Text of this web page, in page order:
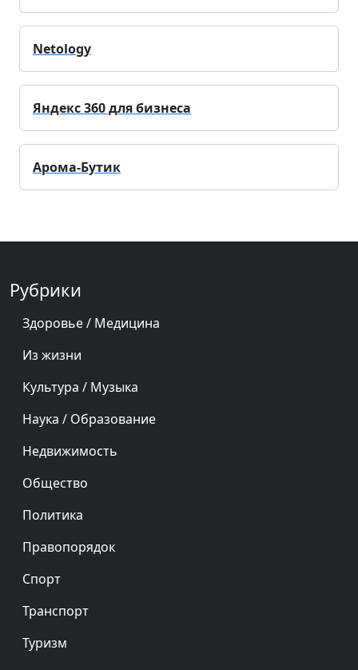
Netology
Яндекс 360 для бизнеса
Арома-Бутик
Рубрики
Здоровье / Медицина
Из жизни
Культура / Музыка
Наука / Образование
Недвижимость
Общество
Политика
Правопорядок
Спорт
Транспорт
Туризм